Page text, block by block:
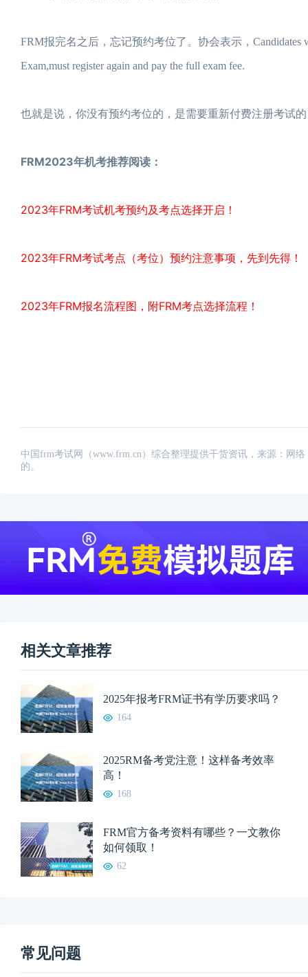
FRM报完名之后，忘记预约考位了。协会表示，Candidates
Exam,must register again and pay the full exam fee.
也就是说，你没有预约考位的，是需要重新付费注册考试
FRM2023年机考推荐阅读：
2023年FRM考试机考预约及考点选择开启！
2023年FRM考试考点（考位）预约注意事项，先到先得！
2023年FRM报名流程图，附FRM考点选择流程！
中国frm考试网（www.frm.cn）综合整理提供干货资讯，来源：网
的。
相关文章推荐
2025年报考FRM证书有学历要求吗？
164
2025RM备考党注意！这样备考效率
高！
168
FRM官方备考资料有哪些？一文教你
如何领取！
62
常见问题